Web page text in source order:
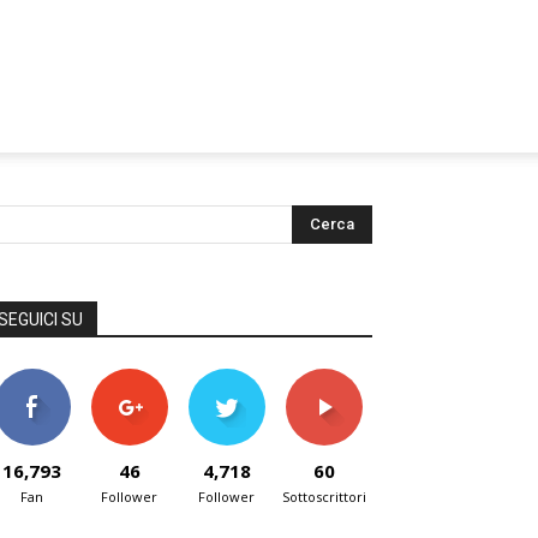
SU
16,793
Fan
46
Follower
4,718
Follower
60
Sottoscrittori